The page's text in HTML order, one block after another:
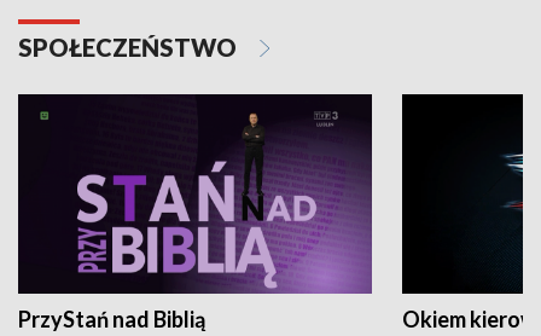
SPOŁECZEŃSTWO
PrzyStań nad Biblią Okiem